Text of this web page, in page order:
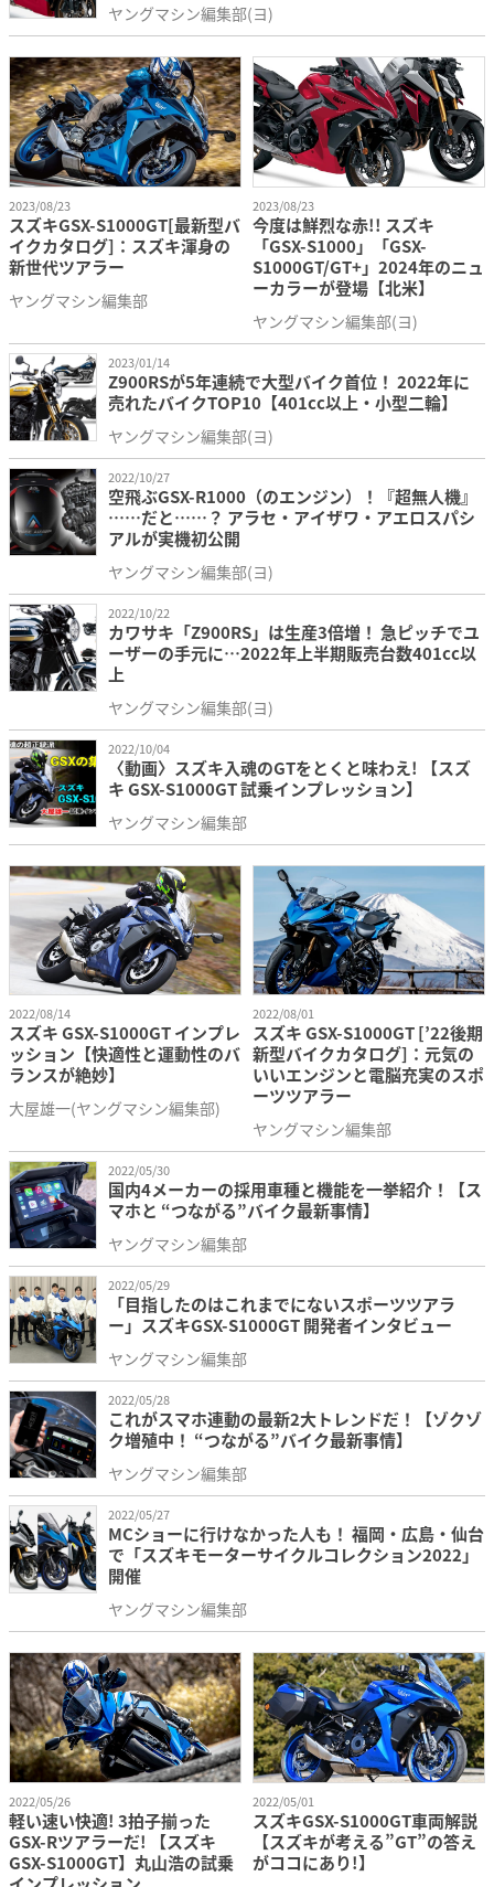
ヤングマシン編集部(ヨ)
2023/08/23
スズキGSX-S1000GT[最新型バ
イクカタログ]：スズキ渾身の
新世代ツアラー
ヤングマシン編集部
2023/08/23
今度は鮮烈な赤!! スズキ
「GSX-S1000」「GSX-
S1000GT/GT+」2024年のニュ
ーカラーが登場【北米】
ヤングマシン編集部(ヨ)
2023/01/14
Z900RSが5年連続で大型バイク首位！ 2022年に
売れたバイクTOP10【401cc以上・小型二輪】
ヤングマシン編集部(ヨ)
2022/10/27
空飛ぶGSX-R1000（のエンジン）！『超無人機』
……だと……？ アラセ・アイザワ・アエロスパシ
アルが実機初公開
ヤングマシン編集部(ヨ)
2022/10/22
カワサキ「Z900RS」は生産3倍増！ 急ピッチでユ
ーザーの手元に…2022年上半期販売台数401cc以
上
ヤングマシン編集部(ヨ)
2022/10/04
〈動画〉スズキ入魂のGTをとくと味わえ! 【スズ
キ GSX-S1000GT 試乗インプレッション】
ヤングマシン編集部
2022/08/14
スズキ GSX-S1000GT インプレ
ッション【快適性と運動性のバ
ランスが絶妙】
大屋雄一(ヤングマシン編集部)
2022/08/01
スズキ GSX-S1000GT [’22後期
新型バイクカタログ]：元気の
いいエンジンと電脳充実のスポ
ーツツアラー
ヤングマシン編集部
2022/05/30
国内4メーカーの採用車種と機能を一挙紹介！【ス
マホと “つながる”バイク最新事情】
ヤングマシン編集部
2022/05/29
「目指したのはこれまでにないスポーツツアラ
ー」スズキGSX-S1000GT 開発者インタビュー
ヤングマシン編集部
2022/05/28
これがスマホ連動の最新2大トレンドだ！【ゾクゾ
ク増殖中！ “つながる”バイク最新事情】
ヤングマシン編集部
2022/05/27
MCショーに行けなかった人も！ 福岡・広島・仙台
で「スズキモーターサイクルコレクション2022」
開催
ヤングマシン編集部
2022/05/26
軽い速い快適! 3拍子揃った
GSX-Rツアラーだ! 【スズキ
GSX-S1000GT】丸山浩の試乗
2022/05/01
スズキGSX-S1000GT車両解説
【スズキが考える”GT”の答え
がココにあり!】